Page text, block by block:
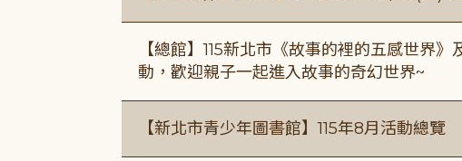
【總館】115新北市《故事的裡的五感世界
動，歡迎親子一起進入故事的奇幻世界~
【新北市青少年圖書館】115年8月活動總覽